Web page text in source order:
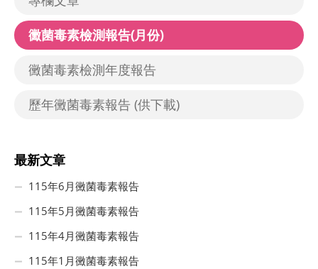
黴菌毒素檢測報告(月份)
黴菌毒素檢測年度報告
歷年黴菌毒素報告 (供下載)
最新文章
115年6月黴菌毒素報告
115年5月黴菌毒素報告
115年4月黴菌毒素報告
115年1月黴菌毒素報告